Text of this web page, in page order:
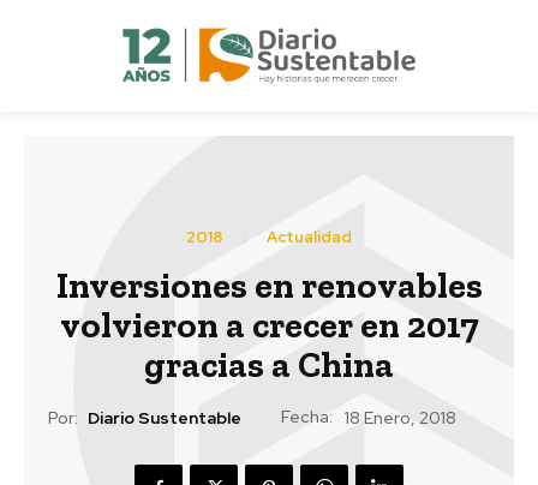
2018 Actualidad
Inversiones en renovables
volvieron a crecer en 2017
gracias a China
Por: Diario Sustentable Fecha: 18 Enero, 2018